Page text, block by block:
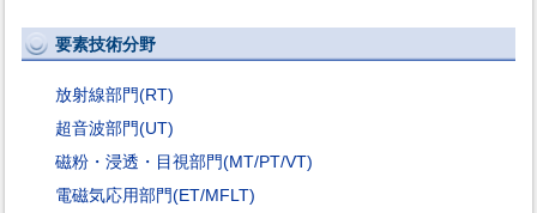
要素技術分野
放射線部門(RT)
超音波部門(UT)
磁粉・浸透・目視部門(MT/PT/VT)
電磁気応用部門(ET/MFLT)